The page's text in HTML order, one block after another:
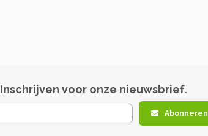
Inschrijven voor onze nieuwsbrief.
Abonneren